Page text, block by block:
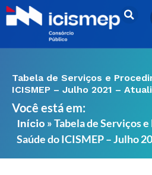
Ir
para
Tabela de Serviços e
ICISMEP – Julho 2021 –
Você está em:
Início »Tabela de Serviços
Saúde do ICISMEP – Julho